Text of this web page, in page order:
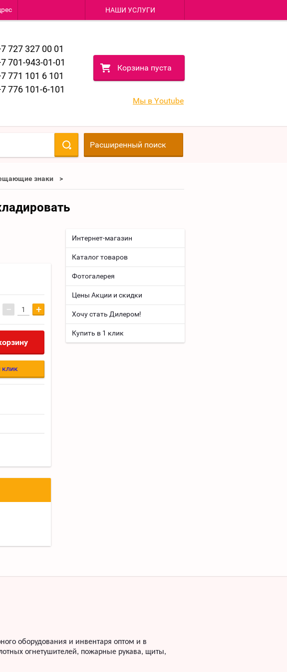
НАШИ УСЛУГИ
727 327 00 01
701-943-01-01
771 101 6 101
776 101-6-101
Корзина пуста
Мы в Youtube
Расширенный поиск
знаки
− +
клик
Интернет-магазин
Каталог товаров
Фотогалерея
Цены Акции и скидки
Хочу стать Дилером!
Купить в 1 клик
оборудования и инвентаря оптом и в
огнетушителей, пожарные рукава, щиты,